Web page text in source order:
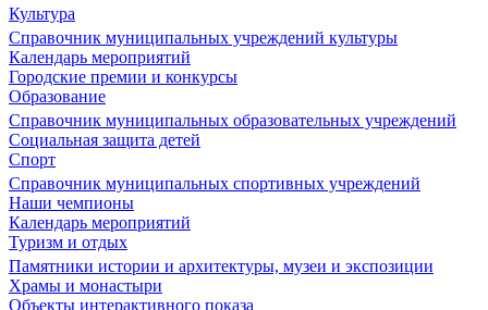
Культура
Справочник муниципальных учреждений культуры
Календарь мероприятий
Городские премии и конкурсы
Образование
Справочник муниципальных образовательных учреждений
Социальная защита детей
Спорт
Справочник муниципальных спортивных учреждений
Наши чемпионы
Календарь мероприятий
Туризм и отдых
Памятники истории и архитектуры, музеи и экспозиции
Храмы и монастыри
Объекты интерактивного показа